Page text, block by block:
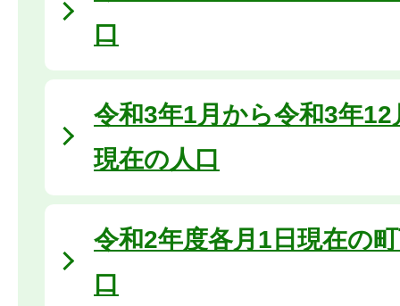
口
令和3年1月から令和3年
現在の人口
令和2年度各月1日現在の
口